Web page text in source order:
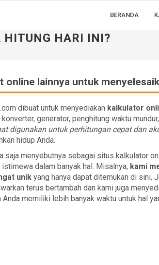
BERANDA
HITUNG HARI INI?
online lainnya untuk
dibuat untuk menyediakan kalkulator
konverter, generator, penghitung waktu
digunakan untuk perhitungan cepat dan
hidup Anda.
saja menyebutnya sebagai situs kalkulator
istimewa dalam banyak hal. Misalnya, kami
unikyang hanya dapat ditemukan di sini.
terus bertambah dan kami juga
Anda memiliki lebih banyak waktu untuk hal